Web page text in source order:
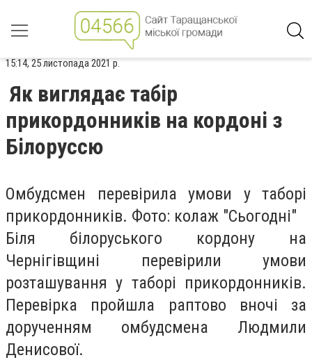
15:14, 25 листопада 2021 р.
Як виглядає табір
прикордонників на кордоні з
Білоруссю
Омбудсмен перевірила умови у таборі
прикордонників. Фото: колаж "Сьогодні"
Біля білоруського кордону на
Чернігівщині перевірили умови
розташування у таборі прикордонників.
Перевірка пройшла раптово вночі за
дорученням омбудсмена Людмили
Денисової.